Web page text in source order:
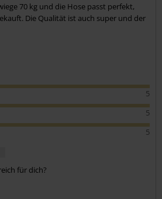
70 kg und die Hose passt perfekt,
Die Qualität ist auch super und der
5
5
5
für dich?